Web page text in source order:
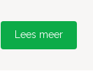
Lees meer